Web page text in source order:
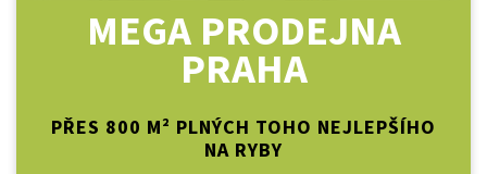
MEGA PRODEJNA
PRAHA
PŘES 800 M² PLNÝCH TOHO NEJLEPŠÍHO
NA RYBY